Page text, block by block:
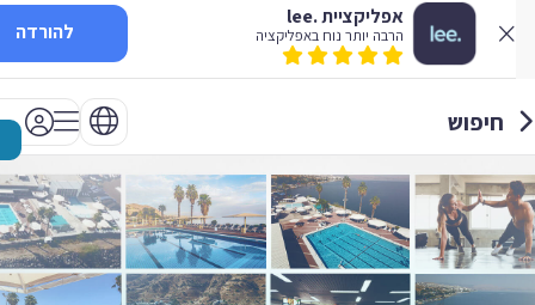
אפליקציית .lee
הרבה יותר נוח באפליקציה להורדה
חיפוש